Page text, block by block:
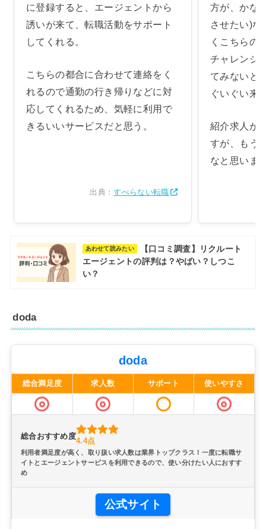
に登録すると、エージェントから
誘いが来て、転職活動をサポート
してくれる。
こちらの都合に合わせて連絡をく
れるので通勤の行き帰りなどに対
応してくれるため、気軽に利用で
きるいいサービスだと思う。
出典：すべらない転職
方が、かな
させたい)な
くこちらの
チャレンジ
てみないと
ぐいぐい来
紹介求人が
すが、もう
なと思いま
あわせて読みたい
【口コミ調査】リクルート
エージェントの評判は？やばい？しつこ
い？
doda
doda
総合満足度 求人数 サポート 使いやすさ
総合おすすめ度
4.4点
利用者満足度が高く、取り扱い求人数は業界トップクラス！一度に転職サ
イトとエージェントサービスを利用できるので、使い分けたい人におすす
め
公式サイト